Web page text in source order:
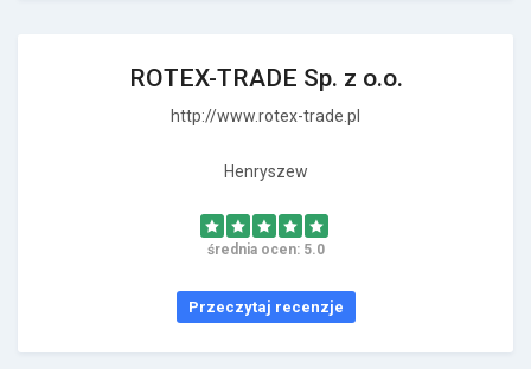
ROTEX-TRADE Sp. z o.o.
http://www.rotex-trade.pl
Henryszew
średnia ocen: 5.0
Przeczytaj recenzje